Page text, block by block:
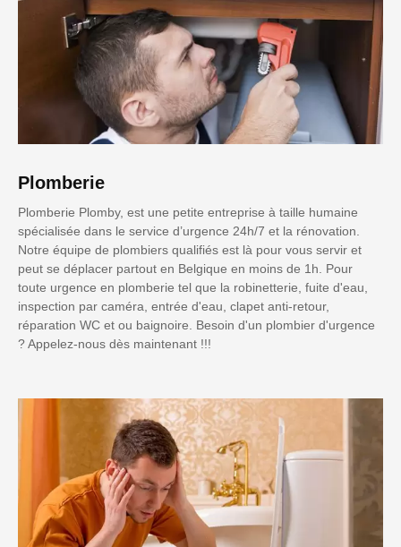
Plomberie
Plomberie Plomby, est une petite entreprise à taille humaine
spécialisée dans le service d’urgence 24h/7 et la rénovation.
Notre équipe de plombiers qualifiés est là pour vous servir et
peut se déplacer partout en Belgique en moins de 1h. Pour
toute urgence en plomberie tel que la robinetterie, fuite d'eau,
inspection par caméra, entrée d'eau, clapet anti-retour,
réparation WC et ou baignoire. Besoin d'un plombier d'urgence
? Appelez-nous dès maintenant !!!